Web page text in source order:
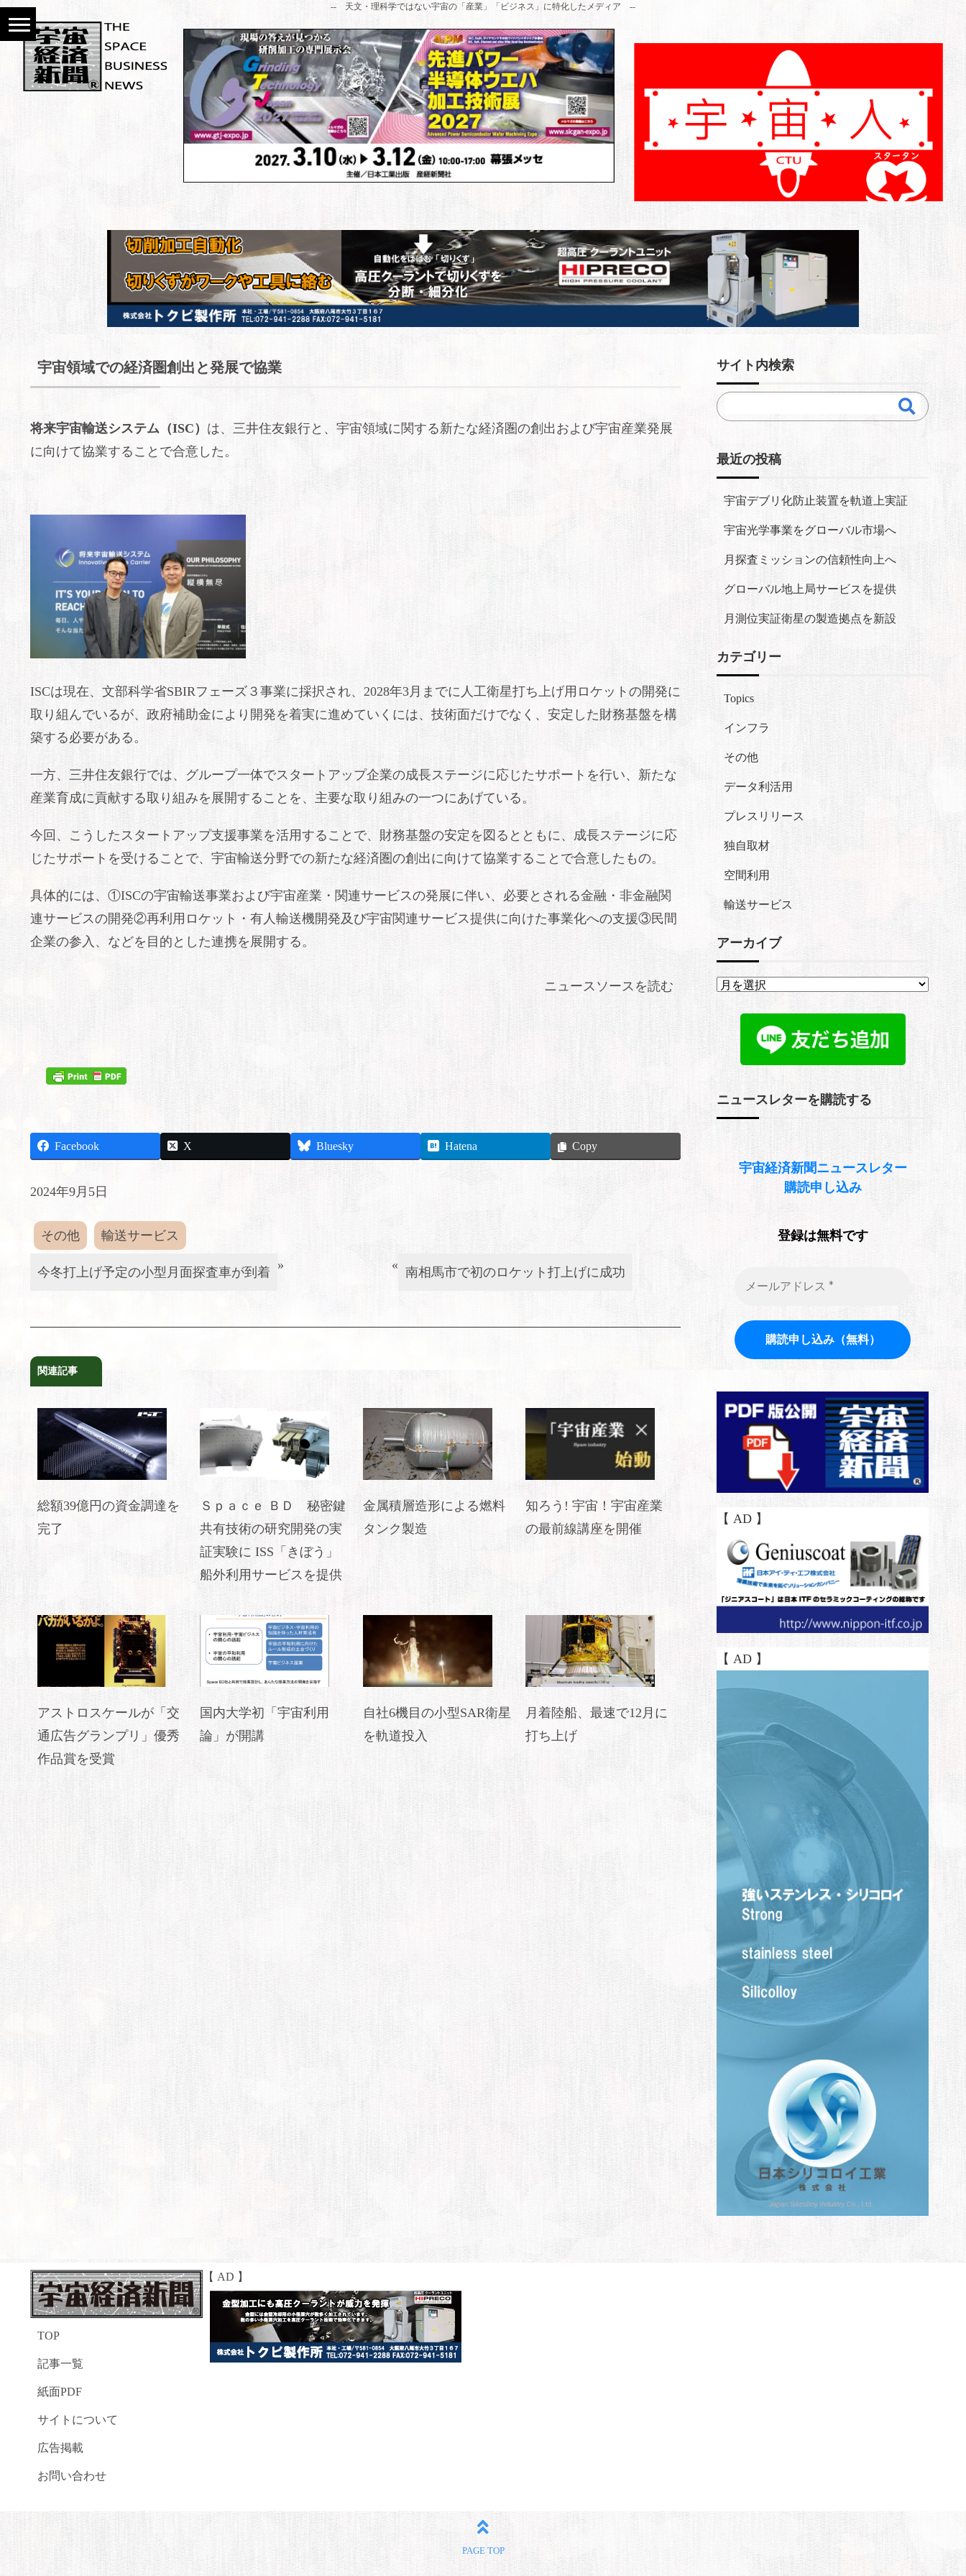
-- 天文・理科学ではない宇宙の「産業」「ビジネス」に特化したメディア --
宇宙領域での経済圏創出と発展で協業
将来宇宙輸送システム（ISC） は、三井住友銀行と、宇宙領域に関する新たな経済圏の創出および宇宙産業発展
に向けて協業することで合意した。
ISCは現在、文部科学省SBIRフェーズ３事業に採択され、2028年3月までに人工衛星打ち上げ用ロケットの開発に
取り組んでいるが、政府補助金により開発を着実に進めていくには、技術面だけでなく、安定した財務基盤を構
築する必要がある。
一方、三井住友銀行では、グループ一体でスタートアップ企業の成長ステージに応じたサポートを行い、新たな
産業育成に貢献する取り組みを展開することを、主要な取り組みの一つにあげている。
今回、こうしたスタートアップ支援事業を活用することで、財務基盤の安定を図るとともに、成長ステージに応
じたサポートを受けることで、宇宙輸送分野での新たな経済圏の創出に向けて協業することで合意したもの。
具体的には、①ISCの宇宙輸送事業および宇宙産業・関連サービスの発展に伴い、必要とされる金融・非金融関
連サービスの開発②再利用ロケット・有人輸送機開発及び宇宙関連サービス提供に向けた事業化への支援③民間
企業の参入、などを目的とした連携を展開する。
ニュースソースを読む
Facebook X Bluesky Hatena Copy
2024年9月5日
その他 輸送サービス
今冬打上げ予定の小型月面探査車が到着 » « 南相馬市で初のロケット打上げに成功
関連記事
総額39億円の資金調達を
完了
Ｓｐａｃｅ ＢＤ 秘密鍵
共有技術の研究開発の実
証実験に ISS「きぼう」
船外利用サービスを提供
金属積層造形による燃料
タンク製造
知ろう! 宇宙！宇宙産業
の最前線講座を開催
アストロスケールが「交
通広告グランプリ」優秀
作品賞を受賞
国内大学初「宇宙利用
論」が開講
自社6機目の小型SAR衛星
を軌道投入
月着陸船、最速で12月に
打ち上げ
サイト内検索
最近の投稿
宇宙デブリ化防止装置を軌道上実証
宇宙光学事業をグローバル市場へ
月探査ミッションの信頼性向上へ
グローバル地上局サービスを提供
月測位実証衛星の製造拠点を新設
カテゴリー
Topics
インフラ
その他
データ利活用
プレスリリース
独自取材
空間利用
輸送サービス
アーカイブ
ア
ー
カ
イ
ニュースレターを購読する
宇宙経済新聞ニュースレター
購読申し込み
登録は無料です
【 AD 】
【 AD 】
TOP
記事一覧
紙面PDF
サイトについて
広告掲載
お問い合わせ
【 AD 】